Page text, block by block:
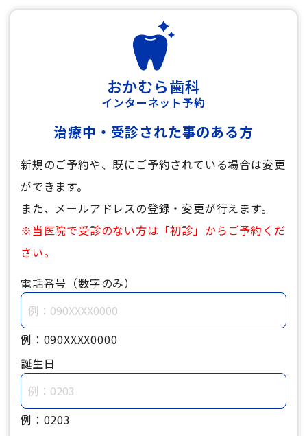
おかむら歯科
インターネット予約
治療中・受診された事のある方
新規のご予約や、既にご予約されている場合は変更
ができます。
また、メールアドレスの登録・変更が行えます。
※当医院で受診のない方は「初診」からご予約くだ
さい。
電話番号（数字のみ）
例：090XXXX0000
誕生日
例：0203